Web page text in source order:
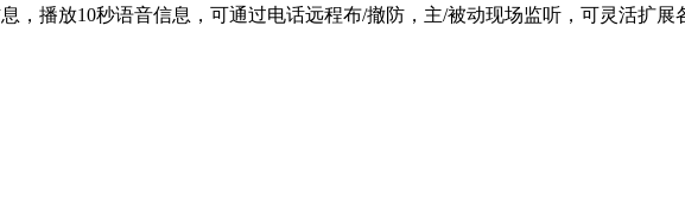
，播放10秒语音信息，可通过电话远程布/撤防，主/被动现场监听，可灵活扩展